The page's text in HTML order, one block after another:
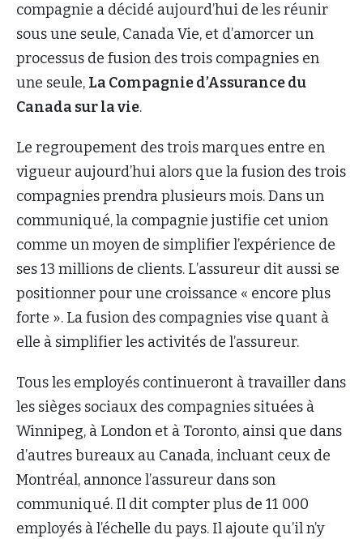
compagnie a décidé aujourd’hui de les réunir
sous une seule, Canada Vie, et d’amorcer un
processus de fusion des trois compagnies en
une seule, La Compagnie d’Assurance du
Canada sur la vie.
Le regroupement des trois marques entre en
vigueur aujourd’hui alors que la fusion des trois
compagnies prendra plusieurs mois. Dans un
communiqué, la compagnie justifie cet union
comme un moyen de simplifier l’expérience de
ses 13 millions de clients. L’assureur dit aussi se
positionner pour une croissance « encore plus
forte ». La fusion des compagnies vise quant à
elle à simplifier les activités de l’assureur.
Tous les employés continueront à travailler dans
les sièges sociaux des compagnies situées à
Winnipeg, à London et à Toronto, ainsi que dans
d’autres bureaux au Canada, incluant ceux de
Montréal, annonce l’assureur dans son
communiqué. Il dit compter plus de 11 000
employés à l’échelle du pays. Il ajoute qu’il n’y